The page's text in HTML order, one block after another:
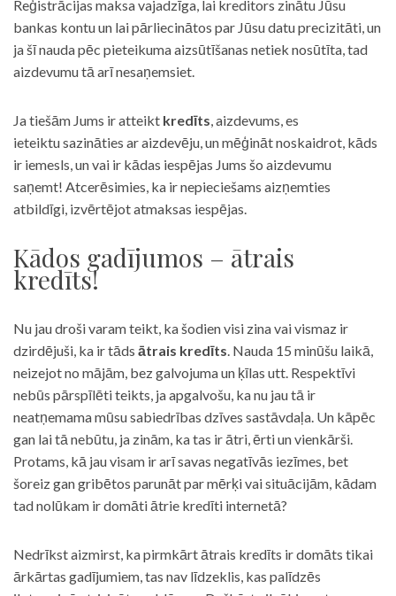
Reģistrācijas maksa vajadzīga, lai kreditors zinātu Jūsu
bankas kontu un lai pārliecinātos par Jūsu datu precizitāti, un
ja šī nauda pēc pieteikuma aizsūtīšanas netiek nosūtīta, tad
aizdevumu tā arī nesaņemsiet.
Ja tiešām Jums ir atteikt kredīts, aizdevums, es
ieteiktu sazināties ar aizdevēju, un mēģināt noskaidrot, kāds
ir iemesls, un vai ir kādas iespējas Jums šo aizdevumu
saņemt! Atcerēsimies, ka ir nepieciešams aizņemties
atbildīgi, izvērtējot atmaksas iespējas.
Kādos gadījumos – ātrais
kredīts!
Nu jau droši varam teikt, ka šodien visi zina vai vismaz ir
dzirdējuši, ka ir tāds ātrais kredīts. Nauda 15 minūšu laikā,
neizejot no mājām, bez galvojuma un ķīlas utt. Respektīvi
nebūs pārspīlēti teikts, ja apgalvošu, ka nu jau tā ir
neatņemama mūsu sabiedrības dzīves sastāvdaļa. Un kāpēc
gan lai tā nebūtu, ja zinām, ka tas ir ātri, ērti un vienkārši.
Protams, kā jau visam ir arī savas negatīvās iezīmes, bet
šoreiz gan gribētos parunāt par mērķi vai situācijām, kādam
tad nolūkam ir domāti ātrie kredīti internetā?
Nedrīkst aizmirst, ka pirmkārt ātrais kredīts ir domāts tikai
ārkārtas gadījumiem, tas nav līdzeklis, kas palīdzēs